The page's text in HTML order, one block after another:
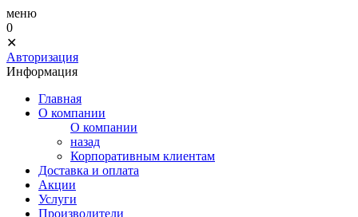
меню
0
✕
Авторизация
Информация
Главная
О компании
О компании
назад
Корпоративным клиентам
Доставка и оплата
Акции
Услуги
Производители